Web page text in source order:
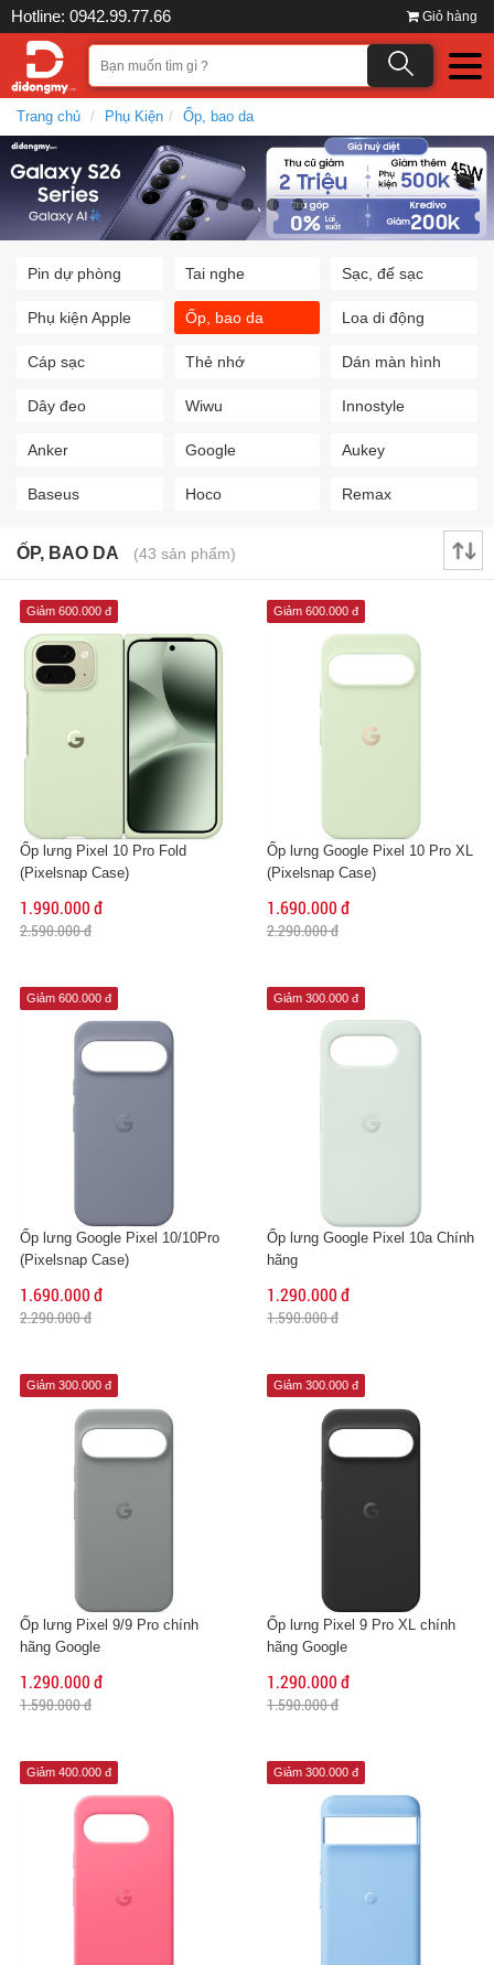
Hotline: 0942.99.77.66 Giỏ hàng
Trang chủ Phụ Kiện Ốp, bao da
Pin dự phòng Tai nghe Sạc, đế sạc
Phụ kiện Apple Ốp, bao da Loa di động
Cáp sạc Thẻ nhớ Dán màn hình
Dây đeo Wiwu Innostyle
Anker Google Aukey
Baseus Hoco Remax
ỐP, BAO DA (43 sản phẩm)
Giảm 600.000 đ
Ốp lưng Pixel 10 Pro Fold
(Pixelsnap Case)
1.990.000 đ
2.590.000 đ
Giảm 600.000 đ
Ốp lưng Google Pixel 10 Pro XL
(Pixelsnap Case)
1.690.000 đ
2.290.000 đ
Giảm 600.000 đ
Ốp lưng Google Pixel 10/10Pro
(Pixelsnap Case)
1.690.000 đ
2.290.000 đ
Giảm 300.000 đ
Ốp lưng Google Pixel 10a Chính
hãng
1.290.000 đ
1.590.000 đ
Giảm 300.000 đ
Ốp lưng Pixel 9/9 Pro chính
hãng Google
1.290.000 đ
1.590.000 đ
Giảm 300.000 đ
Ốp lưng Pixel 9 Pro XL chính
hãng Google
1.290.000 đ
1.590.000 đ
Giảm 400.000 đ Giảm 300.000 đ